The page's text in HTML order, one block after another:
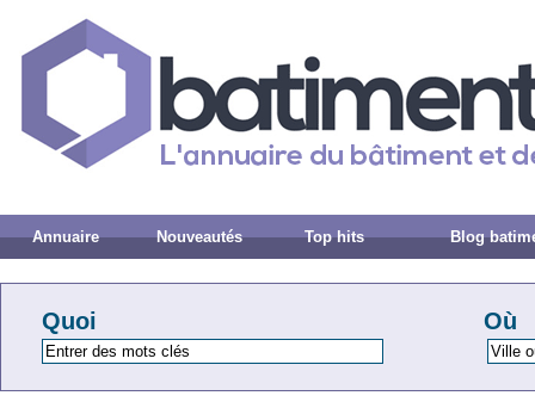
Annuaire Nouveautés Top hits Blog
Quoi Où